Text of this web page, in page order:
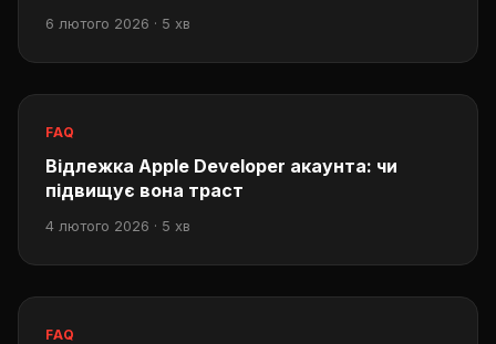
6 лютого 2026 · 5 хв
FAQ
Відлежка Apple Developer акаунта: чи
підвищує вона траст
4 лютого 2026 · 5 хв
FAQ